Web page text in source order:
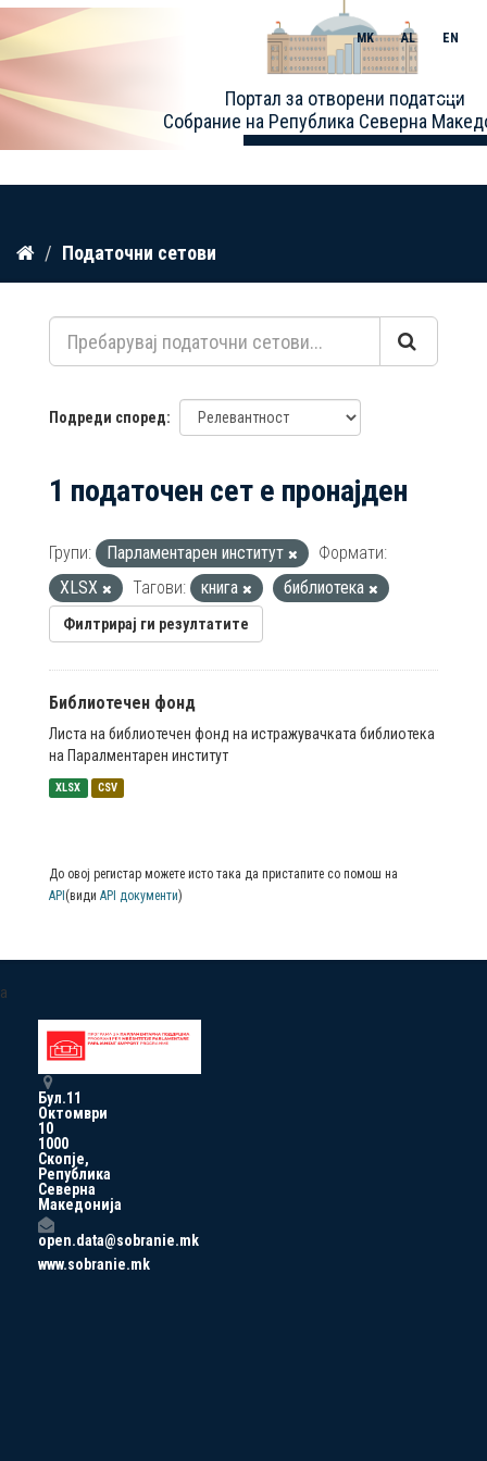
Прескокнете
содржина
Портал за отворени податоци
Собрание на Република Северна
MK AL EN
Toggle
Податочни сетови
Подреди според
1 податочен сет е пронајден
Групи: Парламентарен институт
Формати:
XLSX
Тагови: книга библиотека
Филтрирај ги резултатите
Библиотечен фонд
Листа на библиотечен фонд на истражувачката библиотека
на Паралментарен институт
XLSX CSV
До овој регистар можете исто така да пристапите со помош на
API (види API документи)
a
Бул.11
Октомври
10
1000
Скопје,
Република
Северна
Македонија
open.data@sobranie.mk
www.sobranie.mk